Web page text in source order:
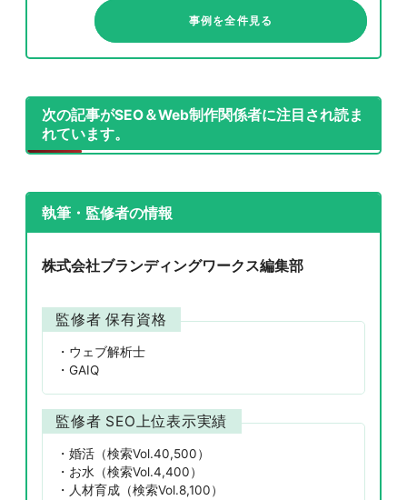
事例を全件見る
次の記事がSEO＆Web制作関係者に注目され読ま
れています。
執筆・監修者の情報
株式会社ブランディングワークス編集部
監修者 保有資格
ウェブ解析士
GAIQ
監修者 SEO上位表示実績
婚活（検索Vol.40,500）
お水（検索Vol.4,400）
人材育成（検索Vol.8,100）